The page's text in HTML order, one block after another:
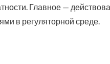
Главное —
в регуляторной среде.